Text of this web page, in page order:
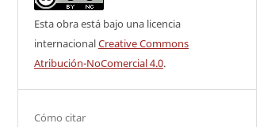
Esta obra está bajo una licencia
internacionalCreative Commons
Atribución-NoComercial 4.0.
Cómo citar